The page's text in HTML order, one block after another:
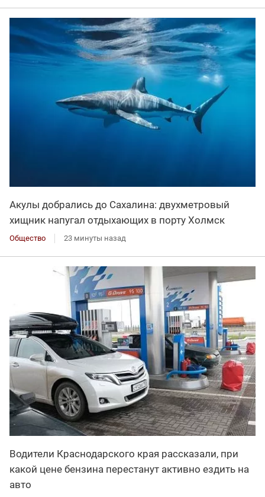
Акулы добрались до Сахалина: двухметровый
хищник напугал отдыхающих в порту Холмск
Общество 23 минуты назад
Водители Краснодарского края рассказали, при
какой цене бензина перестанут активно ездить на
авто